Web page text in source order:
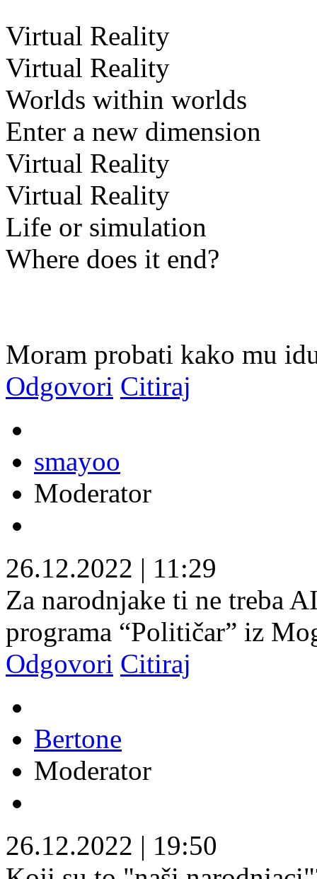
Virtual Reality
Virtual Reality
Worlds within worlds
Enter a new dimension
Virtual Reality
Virtual Reality
Life or simulation
Where does it end?
Moram probati kako mu
Odgovori Citiraj
smayoo
Moderator
26.12.2022 | 11:29
Za narodnjake ti ne treba
programa “Političar” iz
Odgovori Citiraj
Bertone
Moderator
26.12.2022 | 19:50